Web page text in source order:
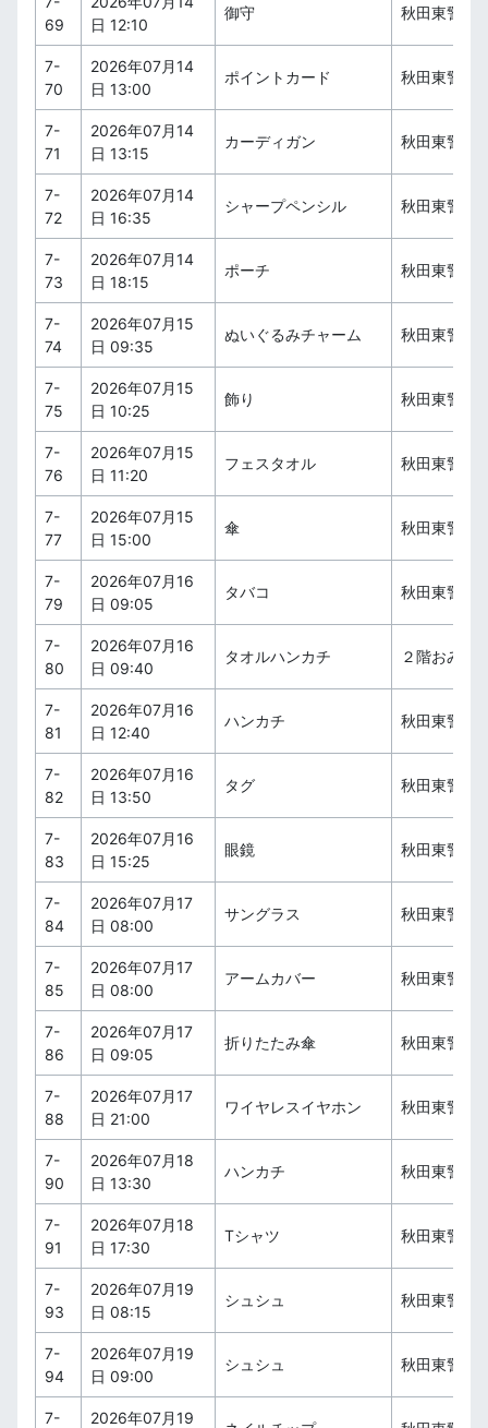
69
日 12:10
御守 秋田東警察
7-
70
2026年07月14
日 13:00
ポイントカード 秋田東警察
7-
71
2026年07月14
日 13:15
カーディガン 秋田東警察
7-
72
2026年07月14
日 16:35
シャープペンシル 秋田東警察
7-
73
2026年07月14
日 18:15
ポーチ 秋田東警察
7-
74
2026年07月15
日 09:35
ぬいぐるみチャーム 秋田東警察
7-
75
2026年07月15
日 10:25
飾り 秋田東警察
7-
76
2026年07月15
日 11:20
フェスタオル 秋田東警察
7-
77
2026年07月15
日 15:00
傘 秋田東警察
7-
79
2026年07月16
日 09:05
タバコ 秋田東警察
7-
80
2026年07月16
日 09:40
タオルハンカチ ２階おみや
7-
81
2026年07月16
日 12:40
ハンカチ 秋田東警察
7-
82
2026年07月16
日 13:50
タグ 秋田東警察
7-
83
2026年07月16
日 15:25
眼鏡 秋田東警察
7-
84
2026年07月17
日 08:00
サングラス 秋田東警察
7-
85
2026年07月17
日 08:00
アームカバー 秋田東警察
7-
86
2026年07月17
日 09:05
折りたたみ傘 秋田東警察
7-
88
2026年07月17
日 21:00
ワイヤレスイヤホン 秋田東警察
7-
90
2026年07月18
日 13:30
ハンカチ 秋田東警察
7-
91
2026年07月18
日 17:30
Tシャツ 秋田東警察
7-
93
2026年07月19
日 08:15
シュシュ 秋田東警察
7-
94
2026年07月19
日 09:00
シュシュ 秋田東警察
7-
2026年07月19